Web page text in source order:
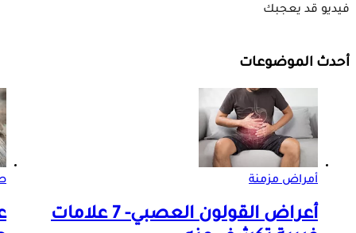
فيديو قد يعجبك
أحدث الموضوعات
أمراض مزمنة
أعراض القولون العصبي- 7 علامات